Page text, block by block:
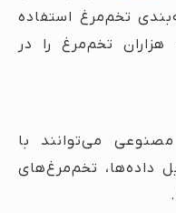
تخم‌مرغ استفاده
تخم‌مرغ را در
می‌توانند با
داده‌ها، تخم‌مرغ‌های